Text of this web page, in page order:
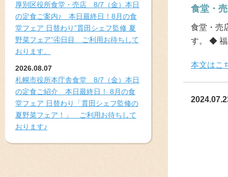
厚別区役所食堂・売店 8/7（金）本日
の定食ご案内♪ 本日最終日！8月の食
堂フェア 日替わり”貫田シェフ監修 夏
野菜フェア”④日目 ご利用お待ちして
おります。
2026.08.07
札幌市役所本庁舎食堂 8/7（金）本日
の定食ご紹介 本日最終日！ 8月の食
堂フェア 日替わり「貫田シェフ監修の
夏野菜フェア！」 ご利用お待ちして
おります♪
食堂・
食堂・売
す。 ◆ 福
本文はこ